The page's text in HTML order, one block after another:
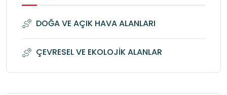
DOĞA VE AÇIK HAVA ALANLARI
ÇEVRESEL VE EKOLOJİK ALANLAR